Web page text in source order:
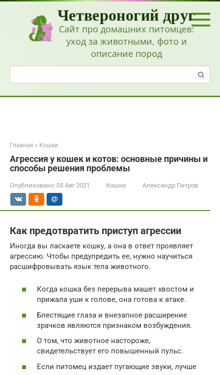
Перейти
Четвероногий друг
Сайт про домашних питомцев:
уход за животными, фото и
описание пород
Поиск:
Главная » Кошки
Агрессия у кошек и котов: основные причины и
способы решения проблемы
Опубликовано: 05 Авг 2021 Кошки Александр Петров
Как предотвратить приступ агрессии
Иногда вы ласкаете кошку, а она в ответ проявляет
агрессию. Чтобы предупредить ее, нужно научиться
расшифровывать язык тела животного.
Когда кошка без перерыва машет хвостом и
прижала уши к голове, она готова к атаке.
Блестящие глаза и внезапное расширение
зрачков являются признаком возбуждения.
О том, что животное настороже,
свидетельствует его повышенный пульс.
Если питомец издает пугающие звуки, лучше